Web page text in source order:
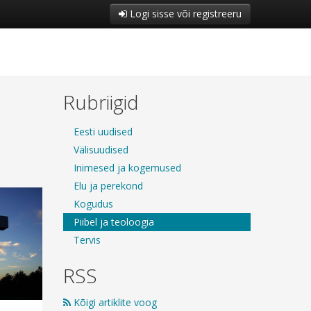
Logi sisse või registreeru
Rubriigid
Eesti uudised
Välisuudised
Inimesed ja kogemused
Elu ja perekond
Kogudus
Piibel ja teoloogia
Tervis
RSS
Kõigi artiklite voog